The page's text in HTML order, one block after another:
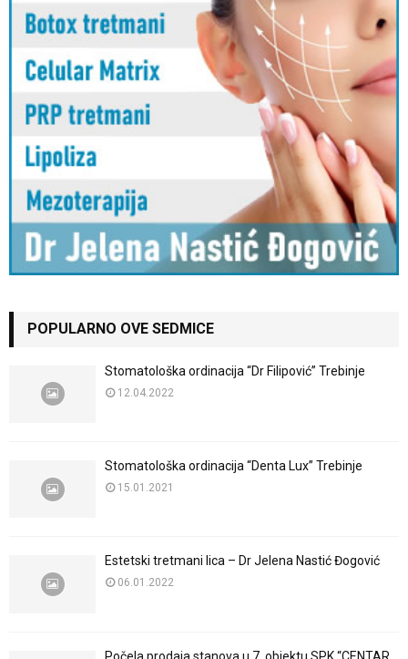
POPULARNO OVE SEDMICE
Stomatološka ordinacija “Dr Filipović” Trebinje
12.04.2022
Stomatološka ordinacija “Denta Lux” Trebinje
15.01.2021
Estetski tretmani lica – Dr Jelena Nastić Đogović
06.01.2022
Počela prodaja stanova u 7. objektu SPK “CENTAR